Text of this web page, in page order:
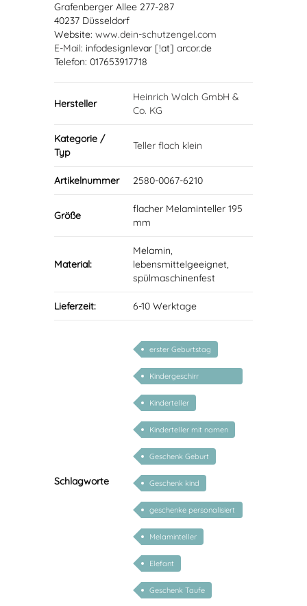
Grafenberger Allee 277-287
40237 Düsseldorf
Website: www.dein-schutzengel.com
E-Mail: infodesignlevar [!at] arcor.de
Telefon: 017653917718
Hersteller
Heinrich Walch GmbH &
Co. KG
Kategorie /
Typ
Teller flach klein
Artikelnummer 2580-0067-6210
Größe
flacher Melaminteller 195
mm
Material:
Melamin,
lebensmittelgeeignet,
spülmaschinenfest
Lieferzeit: 6-10 Werktage
Schlagworte
erster Geburtstag
Kindergeschirr
personalisiert
Kinderteller
Kinderteller mit namen
Geschenk Geburt
Geschenk kind
geschenke personalisiert
kinder
Melaminteller
Elefant
Geschenk Taufe